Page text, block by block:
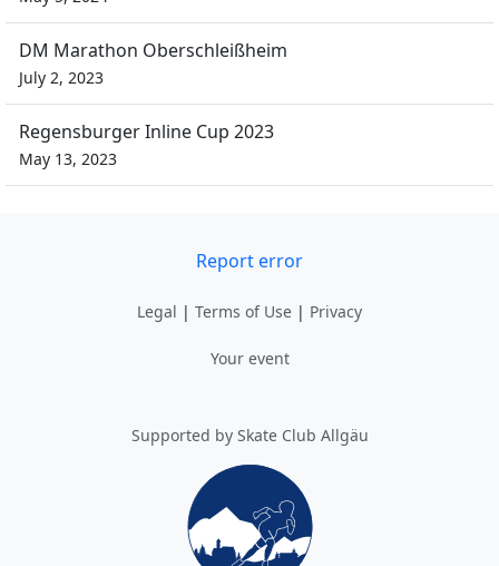
DM Marathon Oberschleißheim
July 2, 2023
Regensburger Inline Cup 2023
May 13, 2023
Report error
Legal | Terms of Use | Privacy
Your event
Supported by Skate Club Allgäu